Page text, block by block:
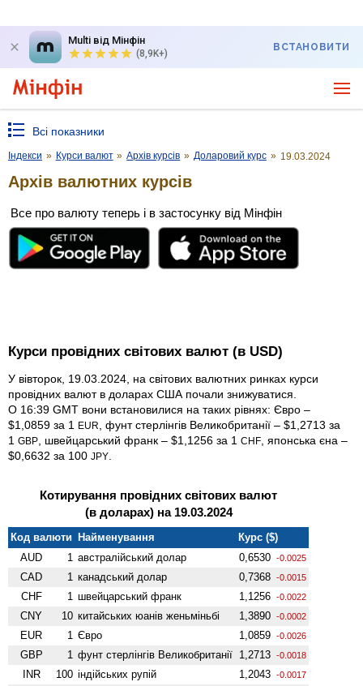
Multi від Мінфін
(8,9K+)
ВСТАНОВИТИ
Всі показники
Індекси » Курси валют » Архів курсів » Доларовий курс » 19.03.2024
Архів валютних курсів
Все про валюту теперь і в застосунку від Мінфін
Курси провідних світових валют (в USD)
У вівторок, 19.03.2024, на світових валютних ринках курси
провідних валют в доларах США почали знижуватися.
О 16:39 GMT вони встановилися на таких рівнях: Євро –
$1,0859 за 1 EUR
, фунт стерлінгів Велико­британії – $1,2713 за
1 GBP , швейцарський франк – $1,1256 за 1 CHF , японська єна –
$0,6632 за 100 JPY
Котирування провідних світових валют
(в доларах) на 19.03.2024
Код валюти Найменування
Курс ($)
AUD
1 австралійський долар 0,6530 -0.0025
CAD 1 канадський долар 0,7368 -0.0015
CHF 1 швейцарський франк 1,1256 -0.0022
CNY 10 китайських юанів женьмiньбi 1,3890 -0.0002
EUR 1 Євро 1,0859 -0.0026
GBP 1 фунт стерлінгів Велико­британії 1,2713 -0.0018
INR 100 індійських рупій 1,2043 -0.0017